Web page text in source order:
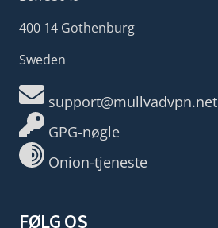
400 14 Gothenburg
Sweden
support@mullvadvpn.net
GPG-nøgle
Onion-tjeneste
FØLG OS